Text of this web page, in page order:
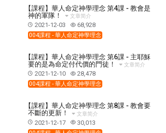
2025-05-17 1,356
【命定音樂】第76首 -《過約
旦河》
2022-05-28
【見證】對付腦懶惰、識別善
惡和畏難情緒，在工作上蒙福
的見證（20200329）
2020-03-29
【查經】以弗所書4章 - 建立基
徒，各盡其職，活出神的形
像。
2025-08-06 44,992
【禱告】主題：得自由
【課程】華人命定神學理念 第4課 - 教會是
神的軍隊！
文章简介
2021-12-03 68,928
004課程 - 華人命定神學理念
【課程】華人命定神學理念 第6課 - 主耶穌
要的是為命定付代價的門徒！
文章简介
2021-12-10 28,478
004課程 - 華人命定神學理念
【課程】華人命定神學理念 第8課 - 教會要
不斷的更新！
文章简介
2021-12-17 30,013